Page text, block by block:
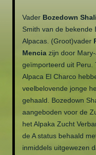
Vader Bozedown
Smith van de bekende
Alpacas. (Groot)vader
Menciazijn door
geïmporteerd uit Peru.
Alpaca El Charco
veelbelovende jonge
gehaald. Bozedown
aangeboden voor de
het Alpaka Zucht
de A status behaald
inmiddels uitgewezen